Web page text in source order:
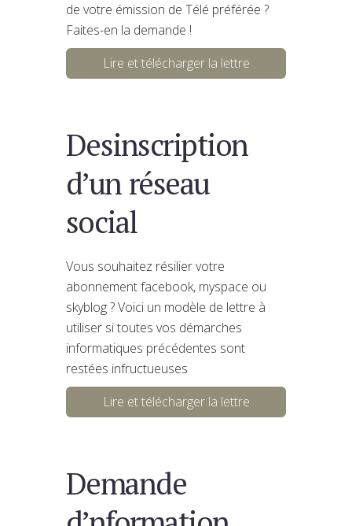
de votre émission de Télé préférée ?
Faites-en la demande !
Lire et télécharger la lettre
Desinscription
d’un réseau
social
Vous souhaitez résilier votre
abonnement facebook, myspace ou
skyblog ? Voici un modèle de lettre à
utiliser si toutes vos démarches
informatiques précédentes sont
restées infructueuses
Lire et télécharger la lettre
Demande